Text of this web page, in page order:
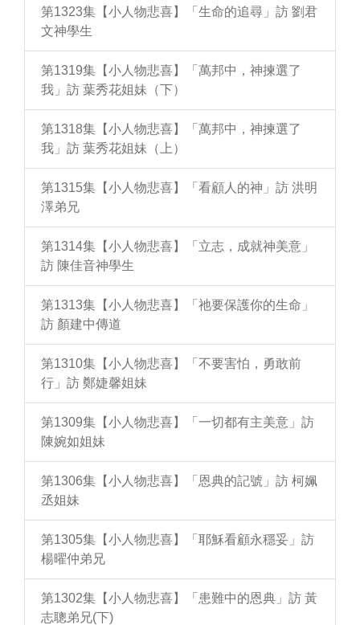
第1323集【小人物悲喜】「生命的追尋」訪 劉君
文神學生
第1319集【小人物悲喜】「萬邦中，神揀選了
我」訪 葉秀花姐妹（下）
第1318集【小人物悲喜】「萬邦中，神揀選了
我」訪 葉秀花姐妹（上）
第1315集【小人物悲喜】「看顧人的神」訪 洪明
澤弟兄
第1314集【小人物悲喜】「立志，成就神美意」
訪 陳佳音神學生
第1313集【小人物悲喜】「祂要保護你的生命」
訪 顏建中傳道
第1310集【小人物悲喜】「不要害怕，勇敢前
行」訪 鄭婕馨姐妹
第1309集【小人物悲喜】「一切都有主美意」訪
陳婉如姐妹
第1306集【小人物悲喜】「恩典的記號」訪 柯姵
丞姐妹
第1305集【小人物悲喜】「耶穌看顧永穩妥」訪
楊曜仲弟兄
第1302集【小人物悲喜】「患難中的恩典」訪 黃
志聰弟兄(下)